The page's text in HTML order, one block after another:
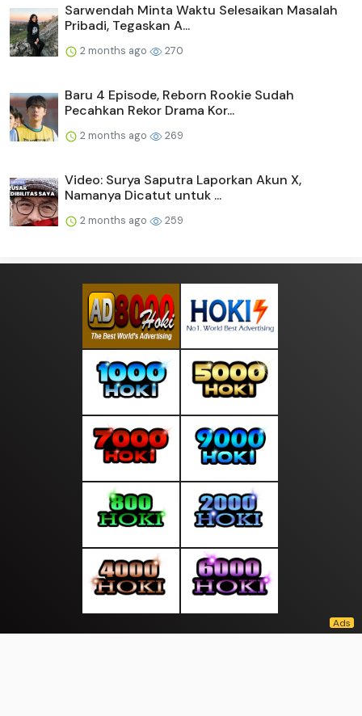
Sarwendah Minta Waktu Selesaikan Masalah
Pribadi, Tegaskan A...
2 months ago 270
Baru 4 Episode, Reborn Rookie Sudah
Pecahkan Rekor Drama Kor...
2 months ago 269
Video: Surya Saputra Laporkan Akun X,
Namanya Dicatut untuk ...
2 months ago 259